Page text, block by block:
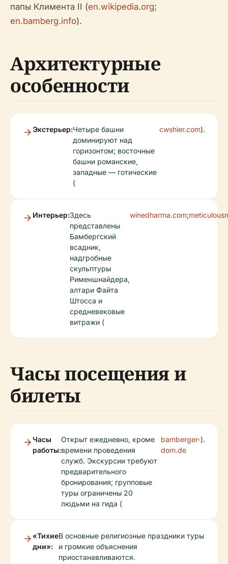
папы Климента II (en.wikipedia.org;
en.bamberg.info).
Архитектурные
особенности
Экстерьер:Четыре башни
доминируют над
горизонтом; восточные
башни романские,
западные — готические
(
cwshier.com).
Интерьер:Здесь
представлены
Бамбергский
всадник,
надгробные
скульптуры
Рименшнайдера,
алтари Файта
Штосса и
средневековые
витражи (
winedharma.com;
Часы посещения и
билеты
Часы
работы:
Открыт ежедневно, кроме
времени проведения
служб. Экскурсии требуют
предварительного
бронирования; групповые
туры ограничены 20
людьми на гида (
bamberger-
dom.de
).
«Тихие
дни»:
В основные религиозные праздники туры
и громкие объяснения
приостанавливаются.